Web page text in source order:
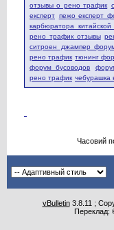
отзывы о рено трафик
експерт пежо експерт
карбюратора
рено трафик отзывы
ситроен джампер
рено трафик тюнинг
форум бусоводов
рено трафик чебурашка
Часовий
vBulletin3.8.11 ;
Переклад: